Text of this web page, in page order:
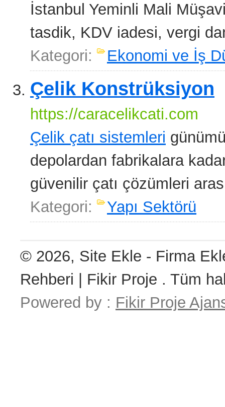
İstanbul Yeminli Mali
tasdik, KDV iadesi, vergi
Kategori:
Ekonomi ve İş
Çelik Konstrüksiyon
https://caracelikcati.com
Çelik çatı sistemleri
depolardan fabrikalara
güvenilir çatı çözümleri
Kategori:
Yapı Sektörü
© 2026, Site Ekle - Firma
Rehberi | Fikir Proje . Tüm
Powered by : Fikir Proje